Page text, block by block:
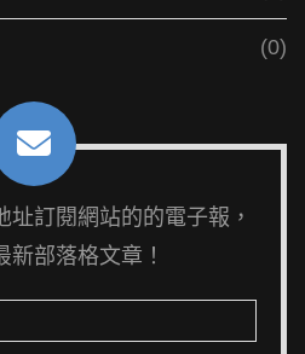
(0)
訂閱網站的的電子報，
新部落格文章！